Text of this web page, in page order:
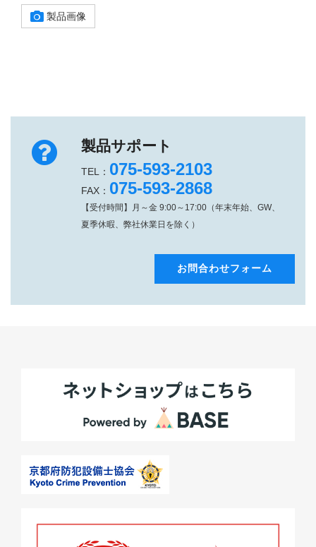
製品画像
製品サポート
TEL： 075-593-2103
FAX： 075-593-2868
【受付時間】月～金 9:00～17:00（年末年始、GW、
夏季休暇、弊社休業日を除く）
お問合わせフォーム